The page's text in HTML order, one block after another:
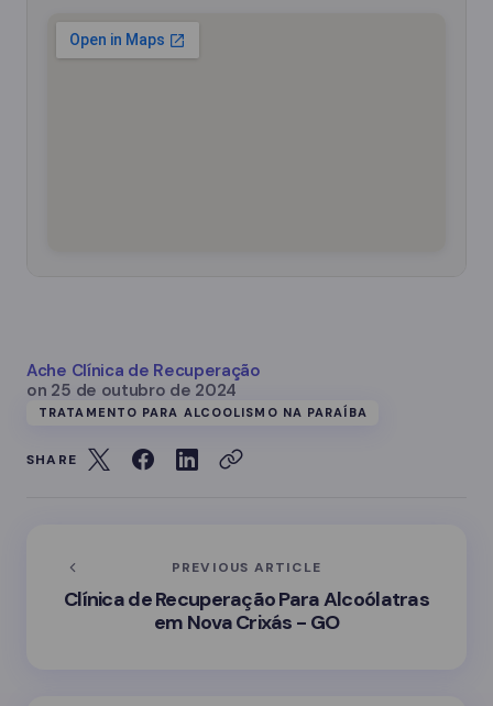
Ache Clínica de Recuperação
on 25 de outubro de 2024
TRATAMENTO PARA ALCOOLISMO NA PARAÍBA
SHARE
PREVIOUS ARTICLE
Clínica de Recuperação Para Alcoólatras
em Nova Crixás - GO